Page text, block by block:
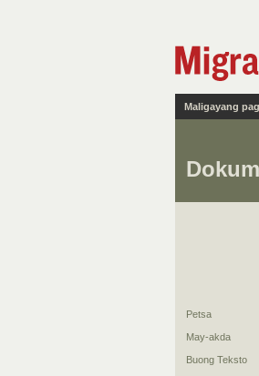
Maligayang
Petsa
May-akda
Buong Teksto